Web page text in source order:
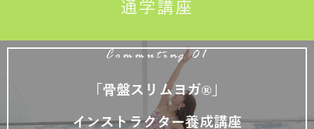
通学講座
Commuting 01
「骨盤スリムヨガ®」
インストラクター養成講座